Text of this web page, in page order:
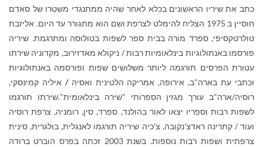
כתב את שיריו הראשונים בכלא לאחר שהיה ממתנגדי משטרו של סאדם
חוסיין ב 1975 הצליח להימלט לצרפת ושם הוא מתגורר עד היום. אליזבת
טולרטקסיפי, ספרד מורה בבית ספר לשפות בטולוסה ומתרגמת. שיריה
פורסמו באנתולוגיות בינלאומיות רבות / ניקולא מאדזירוב, מקדוניה שירתו
עטורת הפרסים תורגמה ליותר משלושים שפות ופורסמה באנתולוגיות
וכתבי עת בארה"ב, אירופה, אמריקה הלטינית ואסיה / איליה קמינסקי,
רוסיה/ארה"ב עורך מגזין הספרותי "שירה בינלאומית".שירתו תורגמו
לשפות רבות וספריו יצאו לאור בהולנד, ספרד, סין, רומניה, צרפת רוסיה
ועוד / קתרינה ראדצ'נקובה, צ'כיה שיריה תורגמו לאנגלית, בולגרית, סינית
צרפתית ושפות רבות נוספות. בשנת 2003 זכתה בפרס הוברט ברודה